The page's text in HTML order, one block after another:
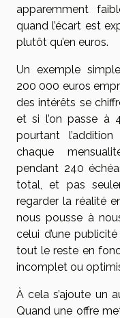
apparemment
quand l’écart est
plutôt qu’en euros.
Un exemple
200 000 euros
des intérêts se
et si l’on passe à
pourtant
chaque
pendant 240
total, et pas
regarder la réalité
nous pousse à
celui d’une
tout le reste en
incomplet ou
À cela s’ajoute un
Quand une offre